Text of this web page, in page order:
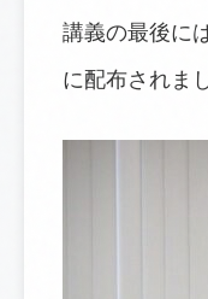
講義の最後に
に配布されま